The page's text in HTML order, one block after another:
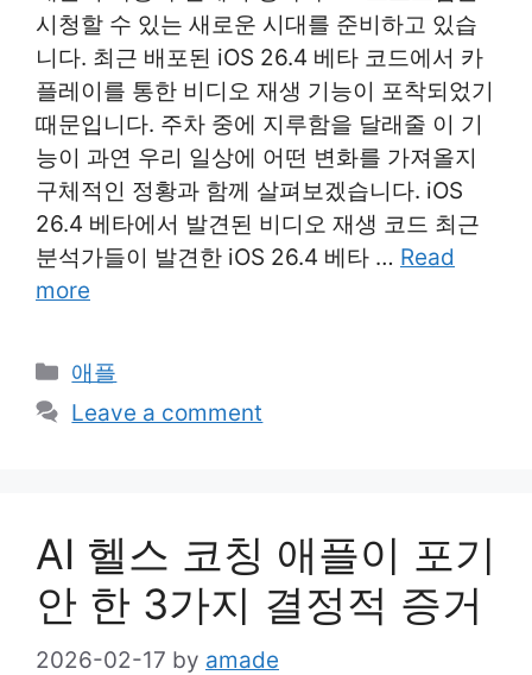
시청할 수 있는 새로운 시대를 준비하고 있습
니다. 최근 배포된 iOS 26.4 베타 코드에서 카
플레이를 통한 비디오 재생 기능이 포착되었기
때문입니다. 주차 중에 지루함을 달래줄 이 기
능이 과연 우리 일상에 어떤 변화를 가져올지
구체적인 정황과 함께 살펴보겠습니다. iOS
26.4 베타에서 발견된 비디오 재생 코드 최근
분석가들이 발견한 iOS 26.4 베타 … Read
more
Categories
애플
Leave a comment
AI 헬스 코칭 애플이 포기
안 한 3가지 결정적 증거
2026-02-17 by amade